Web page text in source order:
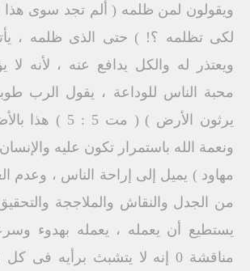
ويقولون لمن ظلمه ( ألم تجد سوى هذا
لكى تظلمه ؟!‍ ) حتى الذى ظلمه ،
ويعتذر له والكل يدافع عنه ، لأنه لا
محبة الناس للوداعة ، يقول الرب
يرثون الأرض ) ( مت
ونعمة الله باستمرار تكون عليه
مهاود ) يميل إلى إراحة الناس ، وعدم
من الجدل والنقاش والملاججة
يستطيع أن يعمله ، يعمله بهدوء
مناقشة 0 إنه لا يتشبث برأيه